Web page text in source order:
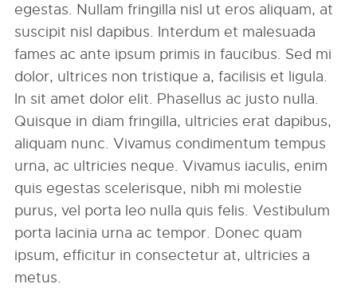
egestas. Nullam fringilla nisl ut eros aliquam, at
suscipit nisl dapibus. Interdum et malesuada
fames ac ante ipsum primis in faucibus. Sed mi
dolor, ultrices non tristique a, facilisis et ligula.
In sit amet dolor elit. Phasellus ac justo nulla.
Quisque in diam fringilla, ultricies erat dapibus,
aliquam nunc. Vivamus condimentum tempus
urna, ac ultricies neque. Vivamus iaculis, enim
quis egestas scelerisque, nibh mi molestie
purus, vel porta leo nulla quis felis. Vestibulum
porta lacinia urna ac tempor. Donec quam
ipsum, efficitur in consectetur at, ultricies a
metus.